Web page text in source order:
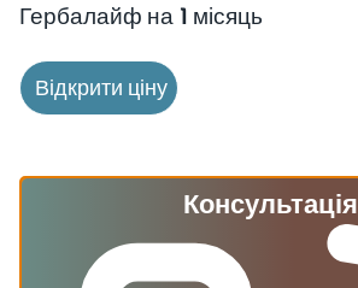
Гербалайф на 1 місяць
Відкрити ціну
Консультація